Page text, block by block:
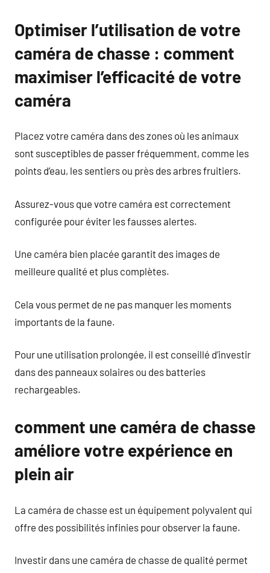
Optimiser l’utilisation de votre
caméra de chasse : comment
maximiser l’efficacité de votre
caméra
Placez votre caméra dans des zones où les animaux
sont susceptibles de passer fréquemment, comme les
points d’eau, les sentiers ou près des arbres fruitiers.
Assurez-vous que votre caméra est correctement
configurée pour éviter les fausses alertes.
Une caméra bien placée garantit des images de
meilleure qualité et plus complètes.
Cela vous permet de ne pas manquer les moments
importants de la faune.
Pour une utilisation prolongée, il est conseillé d’investir
dans des panneaux solaires ou des batteries
rechargeables.
comment une caméra de chasse
améliore votre expérience en
plein air
La caméra de chasse est un équipement polyvalent qui
offre des possibilités infinies pour observer la faune.
Investir dans une caméra de chasse de qualité permet